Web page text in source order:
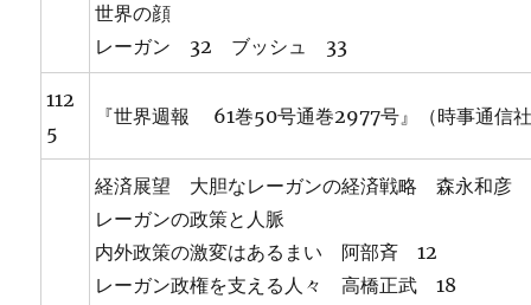
世界の顔
レーガン 32 ブッシュ 33
112
5
『世界週報 61巻50号通巻2977号』（時事通信
経済展望 大胆なレーガンの経済戦略 森永和彦
レーガンの政策と人脈
内外政策の激変はあるまい 阿部斉 12
レーガン政権を支える人々 高橋正武 18